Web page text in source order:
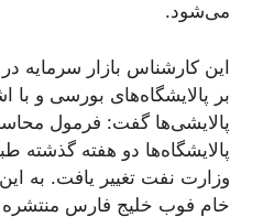
می‌شود.
این کارشناس بازار سرمایه در
بر پالایشگاه‌های بورسی و با
پالایشی‌ها گفت: فرمول
پالایشگاه‌ها دو هفته گذشته
وزارت نفت تغییر یافت. به
خام فوب خلیج فارس منتشره